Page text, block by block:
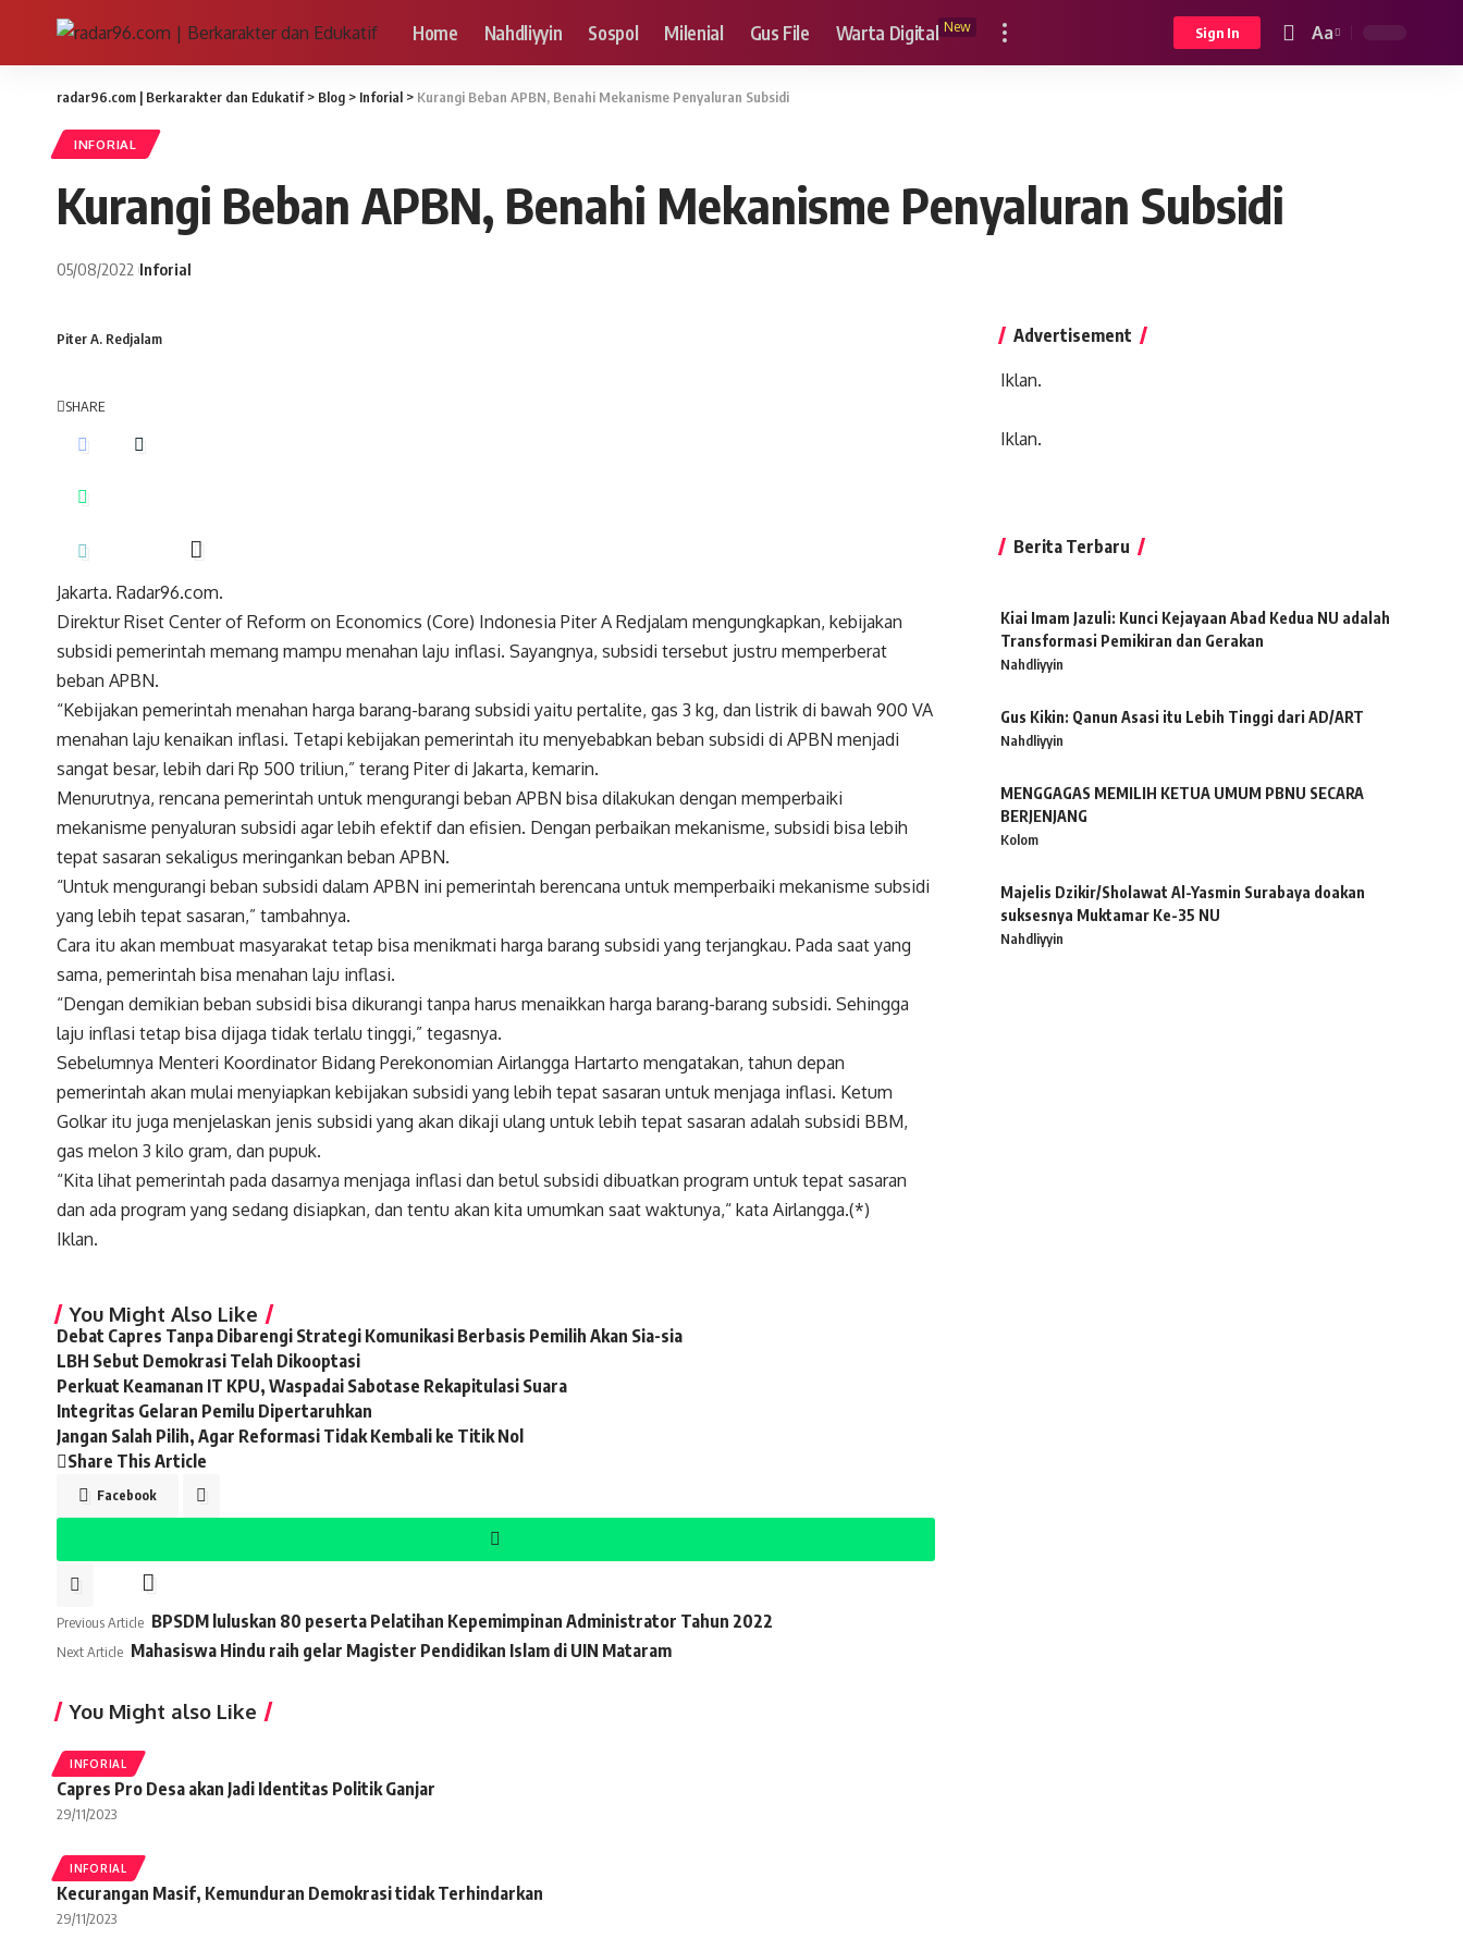
Home Nahdliyyin Sospol Milenial Gus File Warta Digital New Sign In
Font
Aa
radar96.com | Berkarakter dan Edukatif> Blog > Inforial > Kurangi Beban APBN, Benahi Mekanisme Penyaluran Subsidi
INFORIAL
Kurangi Beban APBN, Benahi Mekanisme Penyaluran Subsidi
05/08/2022 Inforial
Piter A. Redjalam
SHARE
Jakarta. Radar96.com.
Direktur Riset Center of Reform on Economics (Core) Indonesia Piter A Redjalam mengungkapkan, kebijakan
subsidi pemerintah memang mampu menahan laju inflasi. Sayangnya, subsidi tersebut justru memperberat
beban APBN.
“Kebijakan pemerintah menahan harga barang-barang subsidi yaitu pertalite, gas 3 kg, dan listrik di bawah 900 VA
menahan laju kenaikan inflasi. Tetapi kebijakan pemerintah itu menyebabkan beban subsidi di APBN menjadi
sangat besar, lebih dari Rp 500 triliun,” terang Piter di Jakarta, kemarin.
Menurutnya, rencana pemerintah untuk mengurangi beban APBN bisa dilakukan dengan memperbaiki
mekanisme penyaluran subsidi agar lebih efektif dan efisien. Dengan perbaikan mekanisme, subsidi bisa lebih
tepat sasaran sekaligus meringankan beban APBN.
“Untuk mengurangi beban subsidi dalam APBN ini pemerintah berencana untuk memperbaiki mekanisme subsidi
yang lebih tepat sasaran,” tambahnya.
Cara itu akan membuat masyarakat tetap bisa menikmati harga barang subsidi yang terjangkau. Pada saat yang
sama, pemerintah bisa menahan laju inflasi.
“Dengan demikian beban subsidi bisa dikurangi tanpa harus menaikkan harga barang-barang subsidi. Sehingga
laju inflasi tetap bisa dijaga tidak terlalu tinggi,” tegasnya.
Sebelumnya Menteri Koordinator Bidang Perekonomian Airlangga Hartarto mengatakan, tahun depan
pemerintah akan mulai menyiapkan kebijakan subsidi yang lebih tepat sasaran untuk menjaga inflasi. Ketum
Golkar itu juga menjelaskan jenis subsidi yang akan dikaji ulang untuk lebih tepat sasaran adalah subsidi BBM,
gas melon 3 kilo gram, dan pupuk.
“Kita lihat pemerintah pada dasarnya menjaga inflasi dan betul subsidi dibuatkan program untuk tepat sasaran
dan ada program yang sedang disiapkan, dan tentu akan kita umumkan saat waktunya,“ kata Airlangga.(*)
Iklan.
You Might Also Like
Debat Capres Tanpa Dibarengi Strategi Komunikasi Berbasis Pemilih Akan Sia-sia
LBH Sebut Demokrasi Telah Dikooptasi
Perkuat Keamanan IT KPU, Waspadai Sabotase Rekapitulasi Suara
Integritas Gelaran Pemilu Dipertaruhkan
Jangan Salah Pilih, Agar Reformasi Tidak Kembali ke Titik Nol
Share This Article
Facebook
Previous Article BPSDM luluskan 80 peserta Pelatihan Kepemimpinan Administrator Tahun 2022
Next Article Mahasiswa Hindu raih gelar Magister Pendidikan Islam di UIN Mataram
Advertisement
Iklan.
Iklan.
Berita Terbaru
Kiai Imam Jazuli: Kunci Kejayaan Abad Kedua NU adalah
Transformasi Pemikiran dan Gerakan
Nahdliyyin
Gus Kikin: Qanun Asasi itu Lebih Tinggi dari AD/ART
Nahdliyyin
MENGGAGAS MEMILIH KETUA UMUM PBNU SECARA
BERJENJANG
Kolom
Majelis Dzikir/Sholawat Al-Yasmin Surabaya doakan
suksesnya Muktamar Ke-35 NU
Nahdliyyin
You Might also Like
INFORIAL
Capres Pro Desa akan Jadi Identitas Politik Ganjar
29/11/2023
INFORIAL
Kecurangan Masif, Kemunduran Demokrasi tidak Terhindarkan
29/11/2023